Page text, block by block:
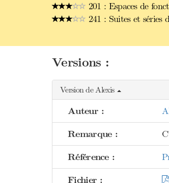
201 : Espaces de
241 : Suites et séries
Versions :
Version de Alexis
Auteur :
Remarque :
Référence :
Fichier :